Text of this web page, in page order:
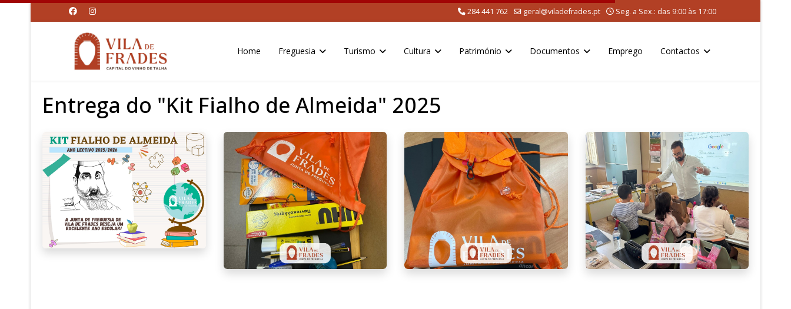
284 441 762 geral@viladefrades.pt Seg. a Sex.: das 9:00 às 17:00
Home Freguesia Turismo Cultura Património Documentos Emprego Contactos
Entrega do "Kit Fialho de Almeida" 2025